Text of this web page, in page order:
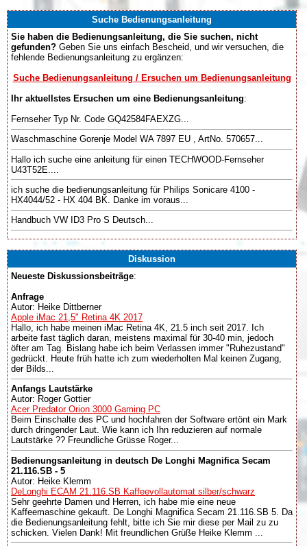
Suche Bedienungsanleitung
Sie haben die Bedienungsanleitung, die Sie suchen, nicht
gefunden? Geben Sie uns einfach Bescheid, und wir versuchen, die
fehlende Bedienungsanleitung zu ergänzen:
Suche Bedienungsanleitung / Ersuchen um Bedienungsanleitung
Ihr aktuellstes Ersuchen um eine Bedienungsanleitung:
Fernseher Typ Nr. Code GQ42584FAEXZG...
Waschmaschine Gorenje Model WA 7897 EU , ArtNo. 570657...
Hallo ich suche eine anleitung für einen TECHWOOD-Fernseher
U43T52E....
ich suche die bedienungsanleitung für Philips Sonicare 4100 -
HX4044/52 - HX 404 BK. Danke im voraus...
Handbuch VW ID3 Pro S Deutsch...
Diskussion
Neueste Diskussionsbeiträge:
Anfrage
Autor: Heike Dittberner
Apple iMac 21,5" Retina 4K 2017
Hallo, ich habe meinen iMac Retina 4K, 21.5 inch seit 2017. Ich
arbeite fast täglich daran, meistens maximal für 30-40 min, jedoch
öfter am Tag. Bislang habe ich beim Verlassen immer "Ruhezustand"
gedrückt. Heute früh hatte ich zum wiederholten Mal keinen Zugang,
der Bilds...
Anfangs Lautstärke
Autor: Roger Gottier
Acer Predator Orion 3000 Gaming PC
Beim Einschalte des PC und hochfahren der Software ertönt ein Mark
durch dringender Laut. Wie kann ich Ihn reduzieren auf normale
Lautstärke ?? Freundliche Grüsse Roger...
Bedienungsanleitung in deutsch De Longhi Magnifica Secam
21.116.SB - 5
Autor: Heike Klemm
DeLonghi ECAM 21.116.SB Kaffeevollautomat silber/schwarz
Sehr geehrte Damen und Herren, ich habe mie eine neue
Kaffeemaschine gekauft. De Longhi Magnifica Secam 21.116.SB 5. Da
die Bedienungsanleitung fehlt, bitte ich Sie mir diese per Mail zu zu
schicken. Vielen Dank! Mit freundlichen Grüße Heike Klemm ...